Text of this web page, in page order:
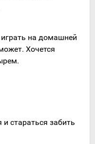
на домашней
Хочется
стараться забить